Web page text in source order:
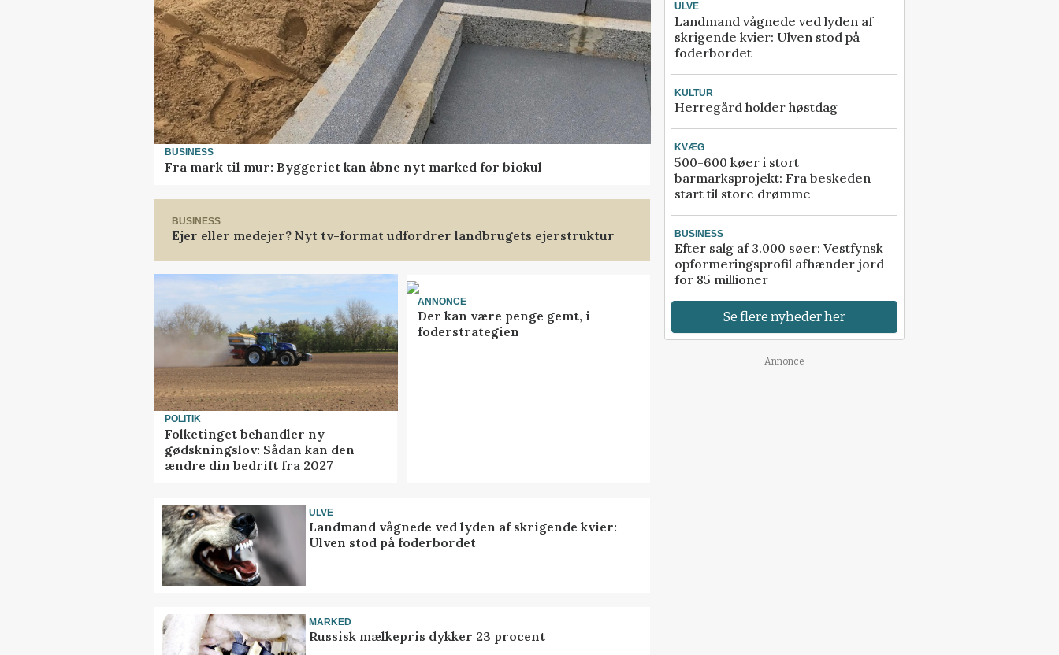
BUSINESS
Fra mark til mur: Byggeriet kan åbne nyt marked for biokul
BUSINESS
Ejer eller medejer? Nyt tv-format udfordrer landbrugets ejerstruktur
POLITIK
Folketinget behandler ny
gødskningslov: Sådan kan den
ændre din bedrift fra 2027
ANNONCE
Der kan være penge gemt, i
foderstrategien
ULVE
Landmand vågnede ved lyden af skrigende kvier:
Ulven stod på foderbordet
MARKED
Russisk mælkepris dykker 23 procent
ULVE
Landmand vågnede ved lyden af
skrigende kvier: Ulven stod på
foderbordet
KULTUR
Herregård holder høstdag
KVÆG
500-600 køer i stort
barmarksprojekt: Fra beskeden
start til store drømme
BUSINESS
Efter salg af 3.000 søer: Vestfynsk
opformeringsprofil afhænder jord
for 85 millioner
Se flere nyheder her
Annonce